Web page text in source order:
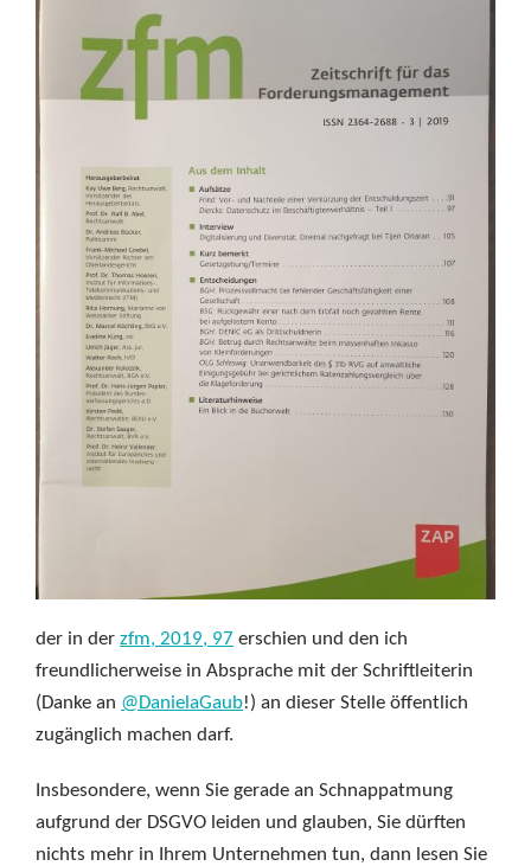
der in der zfm, 2019, 97 erschien und den ich
freundlicherweise in Absprache mit der Schriftleiterin
(Danke an @DanielaGaub!) an dieser Stelle öffentlich
zugänglich machen darf.
Insbesondere, wenn Sie gerade an Schnappatmung
aufgrund der DSGVO leiden und glauben, Sie dürften
nichts mehr in Ihrem Unternehmen tun, dann lesen Sie